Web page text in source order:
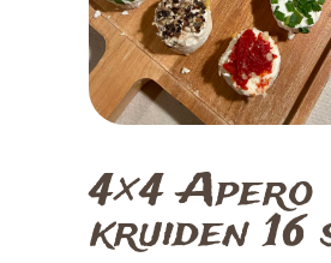
RECEPTEN
CONTACT
4×4 Apero
kruiden 16